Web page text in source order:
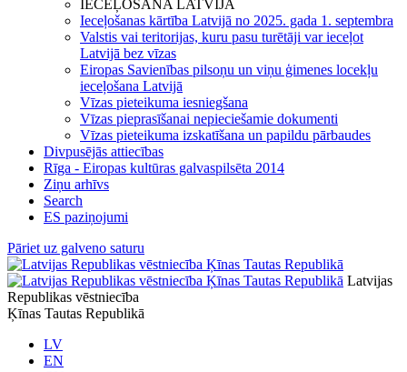
IECEĻOŠANA LATVIJĀ
Ieceļošanas kārtība Latvijā no 2025. gada 1. septembra
Valstis vai teritorijas, kuru pasu turētāji var ieceļot
Latvijā bez vīzas
Eiropas Savienības pilsoņu un viņu ģimenes locekļu
ieceļošana Latvijā
Vīzas pieteikuma iesniegšana
Vīzas pieprasīšanai nepieciešamie dokumenti
Vīzas pieteikuma izskatīšana un papildu pārbaudes
Divpusējās attiecības
Rīga - Eiropas kultūras galvaspilsēta 2014
Ziņu arhīvs
Search
ES paziņojumi
Pāriet uz galveno saturu
Latvijas
Republikas vēstniecība
Ķīnas Tautas Republikā
LV
EN